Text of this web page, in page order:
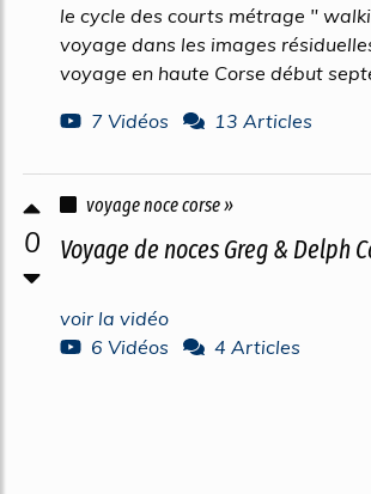
le cycle des courts métrage "
voyage dans les images
voyage en haute Corse début
7 Vidéos
13 Articles
0
voyage noce corse »
Voyage de noces Greg & Delph
voir la vidéo
6 Vidéos
4 Articles